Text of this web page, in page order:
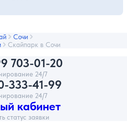
Сочи
Скайпарк в Сочи
703-01-20
24/7
333-41-99
24/7
кабинет
статус заявки